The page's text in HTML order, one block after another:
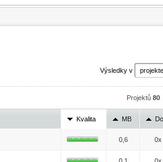
Výsledky v
Projektů 80
Kvalita MB
0,6 0x